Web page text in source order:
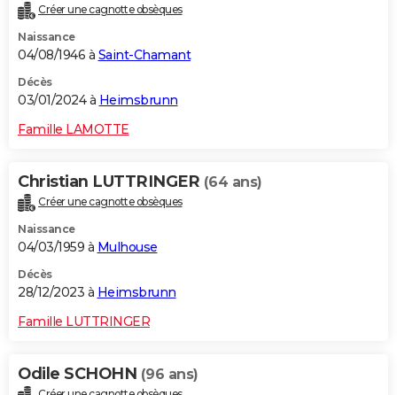
Créer une cagnotte obsèques
Naissance
04/08/1946 à Saint-Chamant
Décès
03/01/2024 à Heimsbrunn
Famille LAMOTTE
Christian LUTTRINGER (64 ans)
Créer une cagnotte obsèques
Naissance
04/03/1959 à Mulhouse
Décès
28/12/2023 à Heimsbrunn
Famille LUTTRINGER
Odile SCHOHN (96 ans)